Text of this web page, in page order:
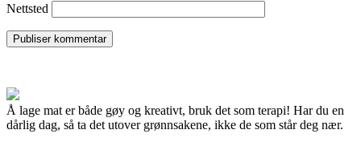
Nettsted
Å lage mat er både gøy og kreativt, bruk det som terapi! Har du en
dårlig dag, så ta det utover grønnsakene, ikke de som står deg nær.